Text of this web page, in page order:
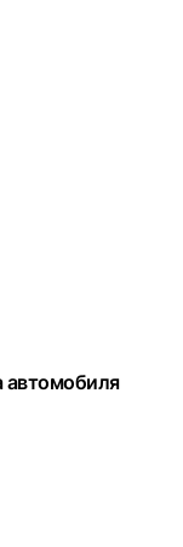
автомобиля